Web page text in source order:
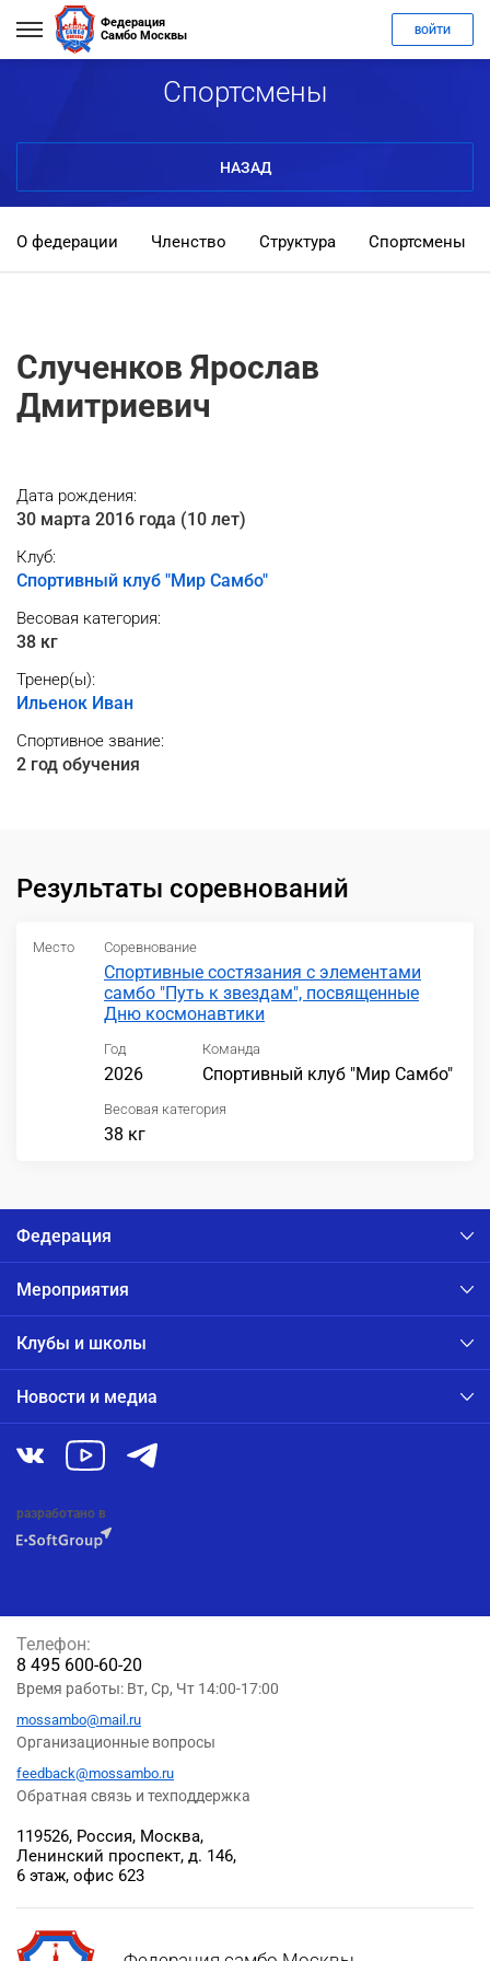
Федерация
Самбо Москвы
ВОЙТИ
Спортсмены
НАЗАД
О федерации Членство Структура Спортсмены
Слученков Ярослав
Дмитриевич
Дата рождения:
30 марта 2016 года (10 лет)
Клуб:
Спортивный клуб "Мир Самбо"
Весовая категория:
38 кг
Тренер(ы):
Ильенок Иван
Спортивное звание:
2 год обучения
Результаты соревнований
Место Соревнование
Спортивные состязания с элементами
самбо "Путь к звездам", посвященные
Дню космонавтики
Год
2026
Команда
Спортивный клуб "Мир Самбо"
Весовая категория
38 кг
Федерация
Мероприятия
Клубы и школы
Новости и медиа
разработано в
119526, Россия, Москва,
Ленинский проспект, д. 146,
6 этаж, офис 623
Телефон:
8 495 600-60-20
Время работы: Вт, Ср, Чт 14:00-17:00
mossambo@mail.ru
Организационные вопросы
feedback@mossambo.ru
Обратная связь и техподдержка